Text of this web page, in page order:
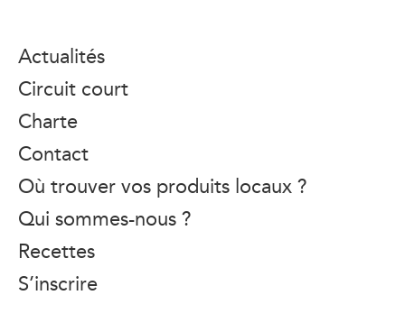
Actualités
Circuit court
Charte
Contact
Où trouver vos produits locaux ?
Qui sommes-nous ?
Recettes
S’inscrire